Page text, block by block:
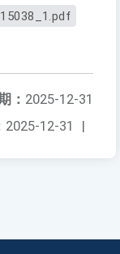
： 2025-12-31
2025-12-31 |